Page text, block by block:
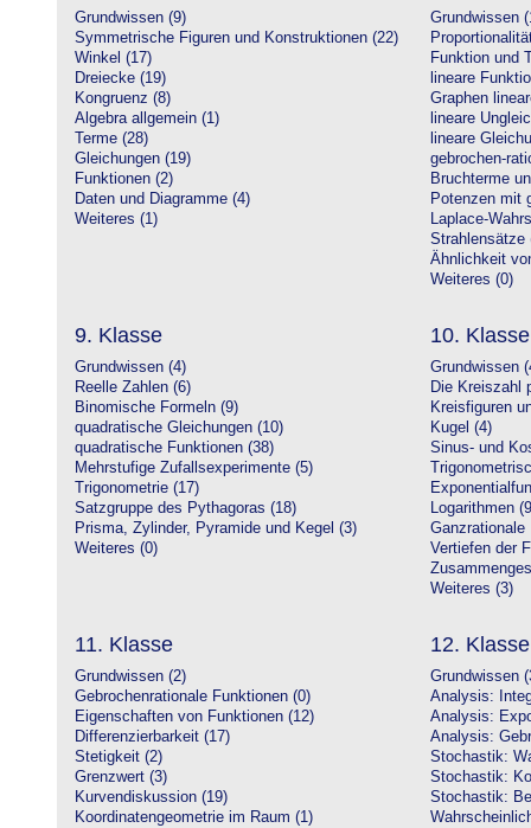
Grundwissen (9)
Symmetrische Figuren und Konstruktionen (22)
Winkel (17)
Dreiecke (19)
Kongruenz (8)
Algebra allgemein (1)
Terme (28)
Gleichungen (19)
Funktionen (2)
Daten und Diagramme (4)
Weiteres (1)
Grundwissen
Funktion und
lineare
Graphen
lineare
lineare
gebrochen-
Bruchterme
Potenzen mit
Laplace-
Strahlensätze
Ähnlichkeit
Weiteres (0)
9. Klasse
Grundwissen (4)
Reelle Zahlen (6)
Binomische Formeln (9)
quadratische Gleichungen (10)
quadratische Funktionen (38)
Mehrstufige Zufallsexperimente (5)
Trigonometrie (17)
Satzgruppe des Pythagoras (18)
Prisma, Zylinder, Pyramide und Kegel (3)
Weiteres (0)
10. Klasse
Grundwissen
Die Kreiszahl
Kreisfiguren
Kugel (4)
Sinus- und
Logarithmen
Ganzrationale
Vertiefen der
Weiteres (3)
11. Klasse
Grundwissen (2)
Gebrochenrationale Funktionen (0)
Eigenschaften von Funktionen (12)
Differenzierbarkeit (17)
Stetigkeit (2)
Grenzwert (3)
Kurvendiskussion (19)
Koordinatengeometrie im Raum (1)
12. Klasse
Grundwissen
Analysis:
Analysis:
Analysis:
Stochastik:
Stochastik:
Stochastik: